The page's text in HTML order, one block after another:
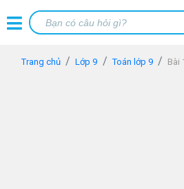
Trang chủ Lớp 9 Toán lớp 9 Bài